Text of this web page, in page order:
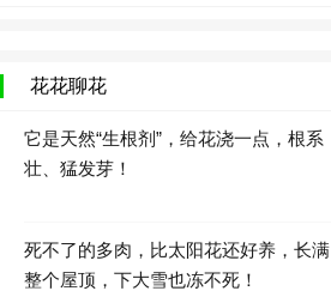
花花聊花
它是天然“生根剂”，给花浇一点，根系
壮、猛发芽！
死不了的多肉，比太阳花还好养，长满
整个屋顶，下大雪也冻不死！